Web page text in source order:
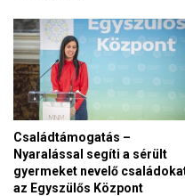
á
t
s
á
g
b
a
n
e
l
u
t
a
s
í
t
j
Családtámogatás –
Nyaralással segíti a sérült
gyermeket nevelő
az Egyszülős Központ